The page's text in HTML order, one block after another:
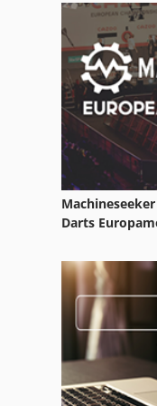
Profilbearbeitungs
Profilbiege
Profilbieger
Profilfräser
Profilieranlage
Profilmaschine
Profilschere
Profilstanzanlage
Darts